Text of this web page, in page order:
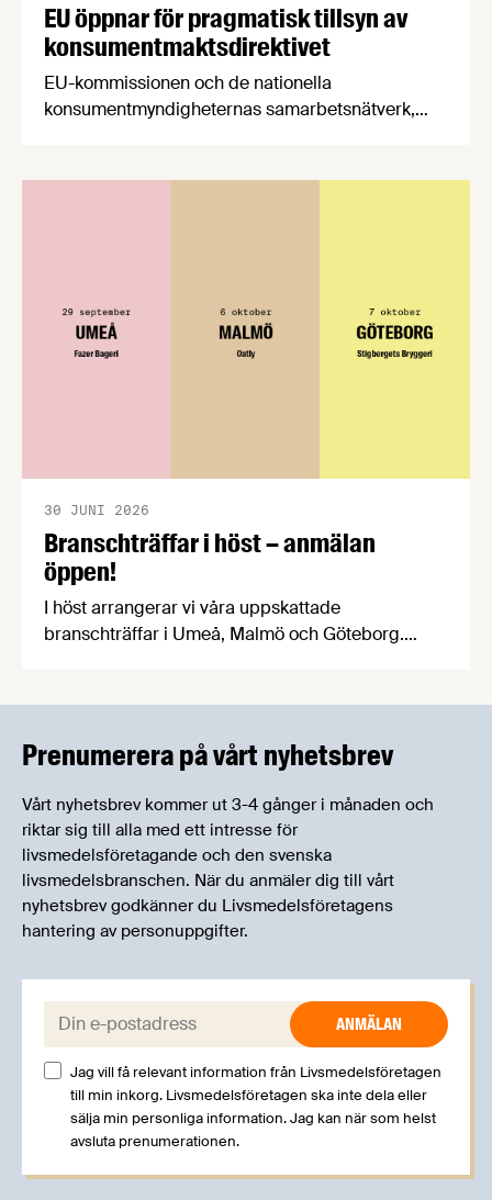
EU öppnar för pragmatisk tillsyn av
konsumentmaktsdirektivet
EU-kommissionen och de nationella
konsumentmyndigheternas samarbetsnätverk,
Branschträffar i höst – anmälan
öppen!
30 JUNI 2026
I höst arrangerar vi våra uppskattade
branschträffar i Umeå, Malmö och Göteborg.
Prenumerera på vårt nyhetsbrev
Vårt nyhetsbrev kommer ut 3-4 gånger i månaden och
riktar sig till alla med ett intresse för
livsmedelsföretagande och den svenska
livsmedelsbranschen. När du anmäler dig till vårt
nyhetsbrev godkänner du Livsmedelsföretagens
hantering av personuppgifter.
E-post:
Jag vill få relevant information från Livsmedelsföretagen
till min inkorg. Livsmedelsföretagen ska inte dela eller
sälja min personliga information. Jag kan när som helst
avsluta prenumerationen.